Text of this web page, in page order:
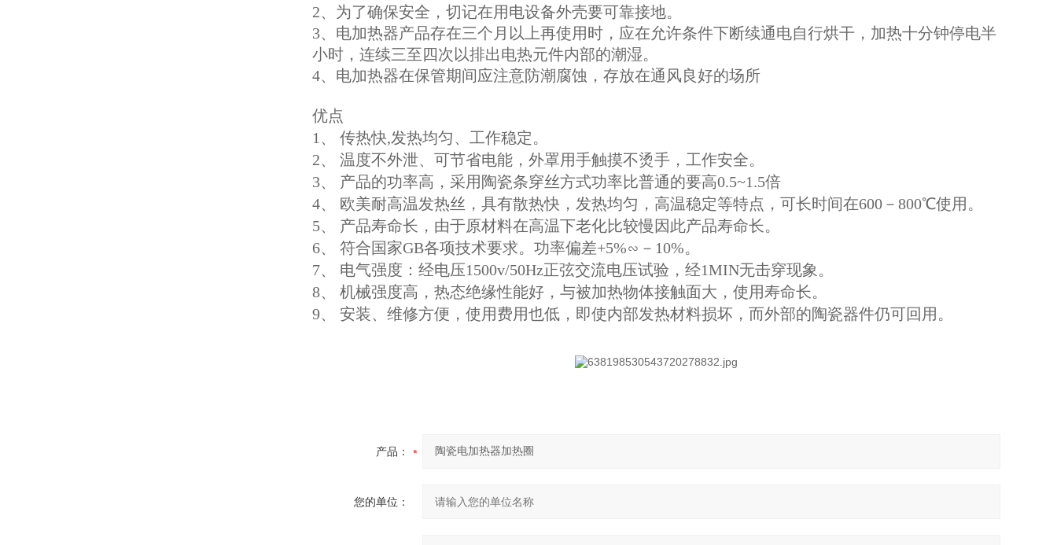
2、为了确保安全，切记在用电设备外壳要可靠接地。
3、电加热器产品存在三个月以上再使用时，应在允许条件下断续通电自行烘干，加热十分钟停电半
小时，连续三至四次以排出电热元件内部的潮湿。
4、电加热器在保管期间应注意防潮腐蚀，存放在通风良好的场所
优点
1、 传热快,发热均匀、工作稳定。
2、 温度不外泄、可节省电能，外罩用手触摸不烫手，工作安全。
3、 产品的功率高，采用陶瓷条穿丝方式功率比普通的要高0.5~1.5倍
4、 欧美耐高温发热丝，具有散热快，发热均匀，高温稳定等特点，可长时间在600－800℃使用。
5、 产品寿命长，由于原材料在高温下老化比较慢因此产品寿命长。
6、 符合国家GB各项技术要求。功率偏差+5%∽－10%。
7、 电气强度：经电压1500v/50Hz正弦交流电压试验，经1MIN无击穿现象。
8、 机械强度高，热态绝缘性能好，与被加热物体接触面大，使用寿命长。
9、 安装、维修方便，使用费用也低，即使内部发热材料损坏，而外部的陶瓷器件仍可回用。
产品：
您的单位：